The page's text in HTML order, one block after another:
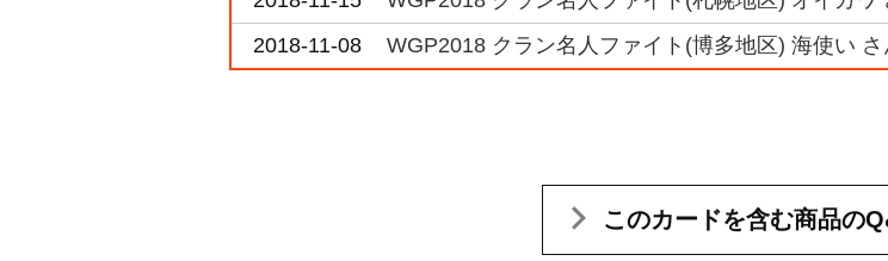
2018-11-08
WGP2018 クラン名人ファイト(博多地区) 海使い さ
このカードを含む商品の